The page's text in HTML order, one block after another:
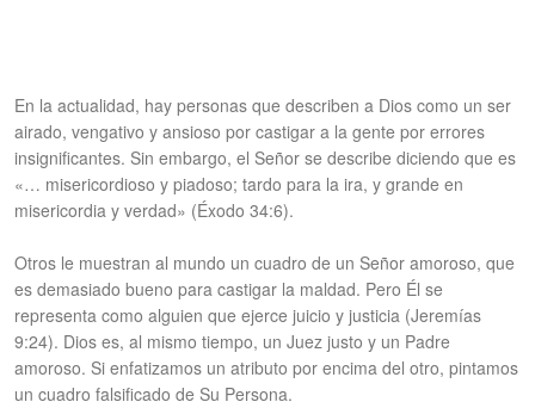
En la actualidad, hay personas que describen a Dios como un ser
airado, vengativo y ansioso por castigar a la gente por errores
insignificantes. Sin embargo, el Señor se describe diciendo que es
«… misericordioso y piadoso; tardo para la ira, y grande en
misericordia y verdad» (Éxodo 34:6).
Otros le muestran al mundo un cuadro de un Señor amoroso, que
es demasiado bueno para castigar la maldad. Pero Él se
representa como alguien que ejerce juicio y justicia (Jeremías
9:24). Dios es, al mismo tiempo, un Juez justo y un Padre
amoroso. Si enfatizamos un atributo por encima del otro, pintamos
un cuadro falsificado de Su Persona.